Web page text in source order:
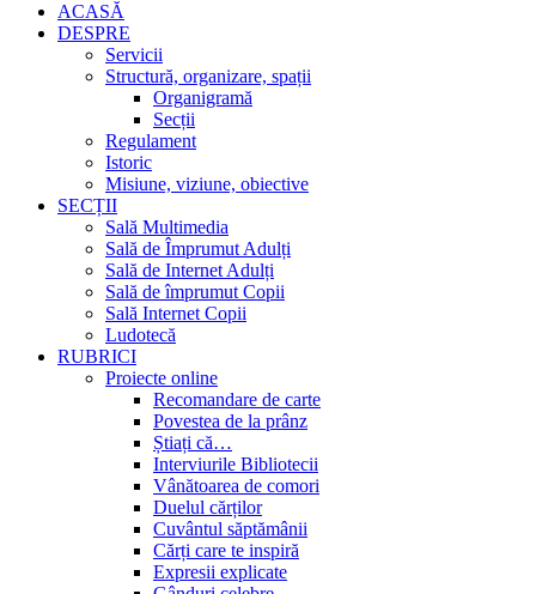
ACASĂ
DESPRE
Servicii
Structură, organizare, spații
Organigramă
Secții
Regulament
Istoric
Misiune, viziune, obiective
SECȚII
Sală Multimedia
Sală de Împrumut Adulți
Sală de Internet Adulți
Sală de împrumut Copii
Sală Internet Copii
Ludotecă
RUBRICI
Proiecte online
Recomandare de carte
Povestea de la prânz
Știați că…
Interviurile Bibliotecii
Vânătoarea de comori
Duelul cărților
Cuvântul săptămânii
Cărți care te inspiră
Expresii explicate